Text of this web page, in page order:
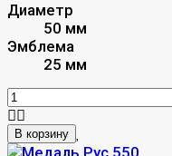
Диаметр
50 мм
Эмблема
25 мм
В корзину